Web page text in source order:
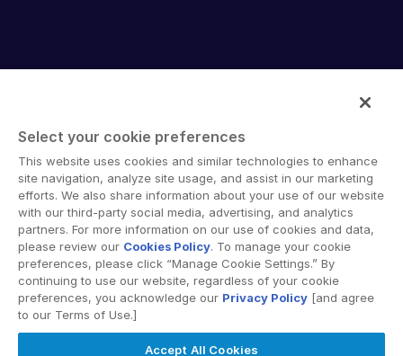
A Intralinks oferece um software de colaboração segura e
soluções de compartilhamento de documentos online que
facilitam o trabalho conjunto entre diferentes
organizações, corporações e regiões geográficas. Sua
plataforma segura fornece ferramentas para
sincronização de arquivos, espaços de trabalho
colaborativos e soluções de data room virtual (VDR).
Select your cookie preferences
This website uses cookies and similar technologies to enhance
site navigation, analyze site usage, and assist in our marketing
efforts. We also share information about your use of our website
with our third-party social media, advertising, and analytics
partners. For more information on our use of cookies and data,
please review our Cookies Policy. To manage your cookie
preferences, please click “Manage Cookie Settings.” By
continuing to use our website, regardless of your cookie
preferences, you acknowledge our Privacy Policy [and agree
to our Terms of Use.]
Accept All Cookies